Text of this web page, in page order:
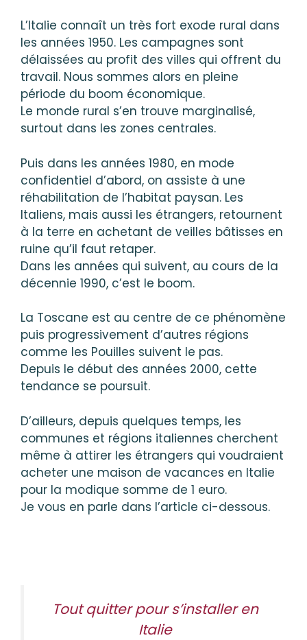
L’Italie connaît un très fort exode rural dans
les années 1950. Les campagnes sont
délaissées au profit des villes qui offrent du
travail. Nous sommes alors en pleine
période du boom économique.
Le monde rural s’en trouve marginalisé,
surtout dans les zones centrales.
Puis dans les années 1980, en mode
confidentiel d’abord, on assiste à une
réhabilitation de l’habitat paysan. Les
Italiens, mais aussi les étrangers, retournent
à la terre en achetant de veilles bâtisses en
ruine qu’il faut retaper.
Dans les années qui suivent, au cours de la
décennie 1990, c’est le boom.
La Toscane est au centre de ce phénomène
puis progressivement d’autres régions
comme les Pouilles suivent le pas.
Depuis le début des années 2000, cette
tendance se poursuit.
D’ailleurs, depuis quelques temps, les
communes et régions italiennes cherchent
même à attirer les étrangers qui voudraient
acheter une maison de vacances en Italie
pour la modique somme de 1 euro.
Je vous en parle dans l’article ci-dessous.
Tout quitter pour s’installer en
Italie